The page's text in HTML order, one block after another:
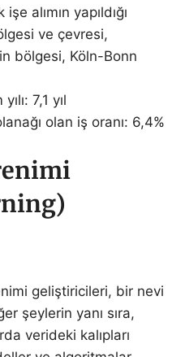
alımın yapıldığı
ve çevresi,
bölgesi, Köln-Bonn
7,1 yıl
olan iş oranı: 6,4%
geliştiricileri, bir nevi
şeylerin yanı sıra,
verideki kalıpları